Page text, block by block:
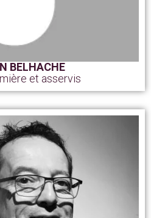
BELHACHE
et asservis